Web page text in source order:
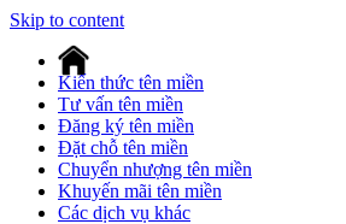
Skip to content
Kiến thức tên miền
Tư vấn tên miền
Đăng ký tên miền
Đặt chỗ tên miền
Chuyển nhượng tên miền
Khuyến mãi tên miền
Các dịch vụ khác